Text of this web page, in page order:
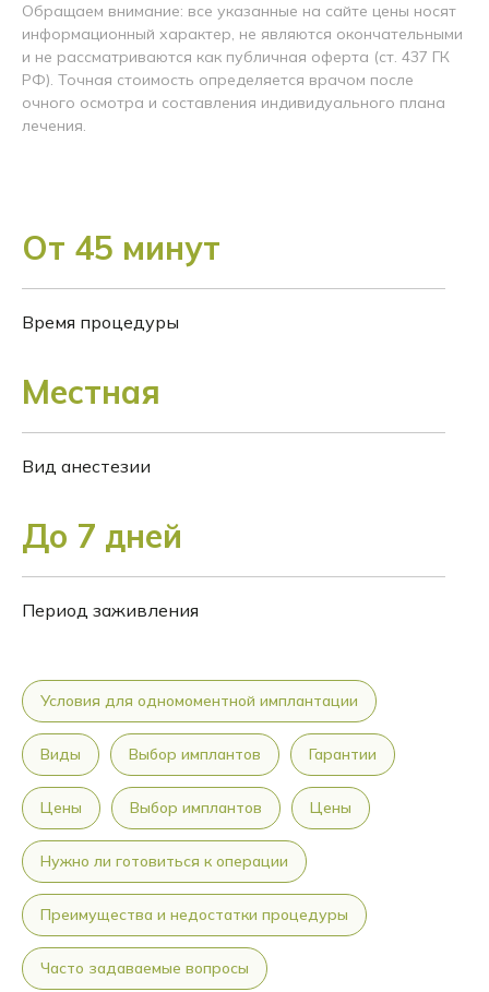
Обращаем внимание: все указанные на сайте цены носят
информационный характер, не являются окончательными
и не рассматриваются как публичная оферта (ст. 437 ГК
РФ). Точная стоимость определяется врачом после
очного осмотра и составления индивидуального плана
лечения.
От 45 минут
Время процедуры
Местная
Вид анестезии
До 7 дней
Период заживления
Условия для одномоментной имплантации
Виды Выбор имплантов Гарантии
Цены Выбор имплантов Цены
Нужно ли готовиться к операции
Преимущества и недостатки процедуры
Часто задаваемые вопросы